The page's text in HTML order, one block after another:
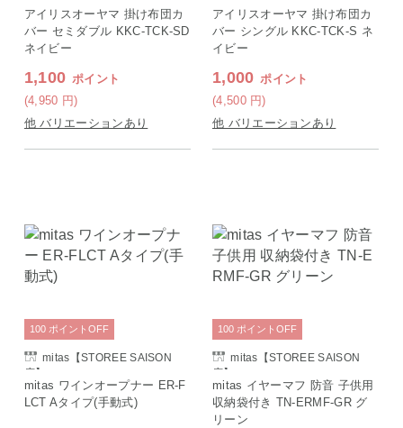
アイリスオーヤマ 掛け布団カ
バー セミダブル KKC-TCK-SD
ネイビー
1,100 ポイント
(4,950 円)
他 バリエーションあり
アイリスオーヤマ 掛け布団カ
バー シングル KKC-TCK-S ネ
イビー
1,000 ポイント
(4,500 円)
他 バリエーションあり
mitas【STOREE SAISON
店】
mitas ワインオープナー ER-F
LCT Aタイプ(手動式)
100 ポイント OFF
mitas【STOREE SAISON
店】
mitas イヤーマフ 防音 子供用
収納袋付き TN-ERMF-GR グ
リーン
100 ポイント OFF